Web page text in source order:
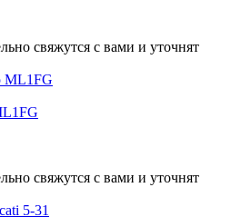
свяжутся с вами и уточнят
свяжутся с вами и уточнят